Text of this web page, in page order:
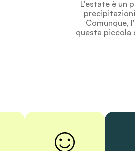
L'estate è un
Comunque,
questa piccola